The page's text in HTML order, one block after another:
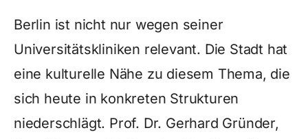
Berlin ist nicht nur wegen seiner
Universitätskliniken relevant. Die Stadt hat
eine kulturelle Nähe zu diesem Thema, die
sich heute in konkreten Strukturen
niederschlägt. Prof. Dr. Gerhard Gründer,